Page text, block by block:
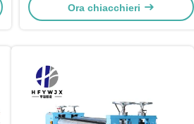
alimentazione 1000 mm, 0-40 M/Min
Ora chiacchieri